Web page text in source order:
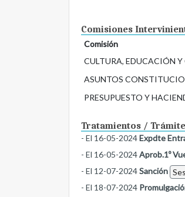
Comisiones
Comisión
CULTURA, EDUCACIÓN
ASUNTOS
PRESUPUESTO Y
Tratamientos /
- El 16-05-2024Expdte
- El 16-05-2024Aprob.1º
- El 12-07-2024Sanción
- El 18-07-2024